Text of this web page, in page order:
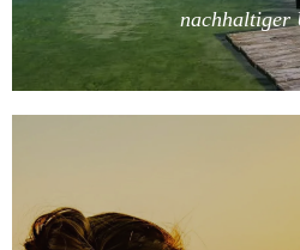
nachhaltiger